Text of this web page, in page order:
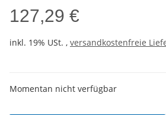
127,29 €
inkl. 19% USt. , versandkostenfreie
Momentan nicht verfügbar